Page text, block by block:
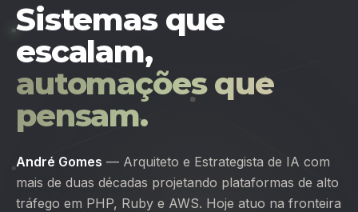
Sistemas que
escalam,
automações que
pensam.
André Gomes — Arquiteto e Estrategista de IA com
mais de duas décadas projetando plataformas de alto
tráfego em PHP, Ruby e AWS. Hoje atuo na fronteira